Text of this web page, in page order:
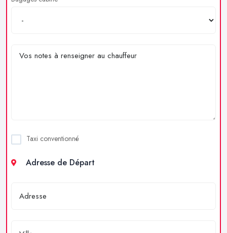
Taxi conventionné
Adresse de Départ